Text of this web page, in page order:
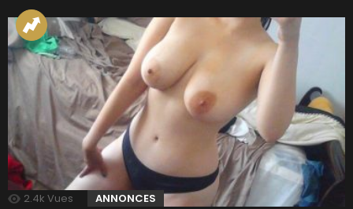
2.4k Vues ANNONCES